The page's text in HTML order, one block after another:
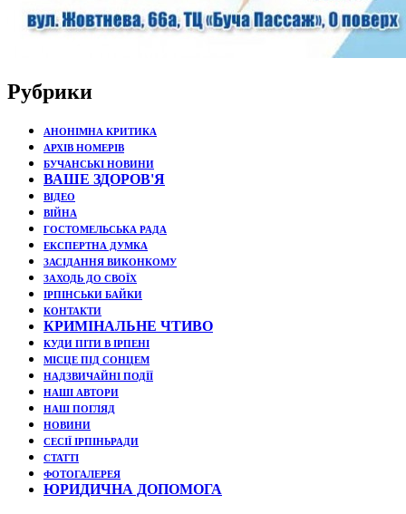
Рубрики
АНОНІМНА КРИТИКА
АРХІВ НОМЕРІВ
БУЧАНСЬКІ НОВИНИ
ВАШЕ ЗДОРОВ'Я
ВІДЕО
ВІЙНА
ГОСТОМЕЛЬСЬКА РАДА
ЕКСПЕРТНА ДУМКА
ЗАСІДАННЯ ВИКОНКОМУ
ЗАХОДЬ ДО СВОЇХ
ІРПІНСЬКИ БАЙКИ
КОНТАКТИ
КРИМІНАЛЬНЕ ЧТИВО
КУДИ ПІТИ В ІРПЕНІ
МІСЦЕ ПІД СОНЦЕМ
НАДЗВИЧАЙНІ ПОДЇЇ
НАШІ АВТОРИ
НАШ ПОГЛЯД
НОВИНИ
СЕСІЇ ІРПІНЬРАДИ
СТАТТІ
ФОТОГАЛЕРЕЯ
ЮРИДИЧНА ДОПОМОГА